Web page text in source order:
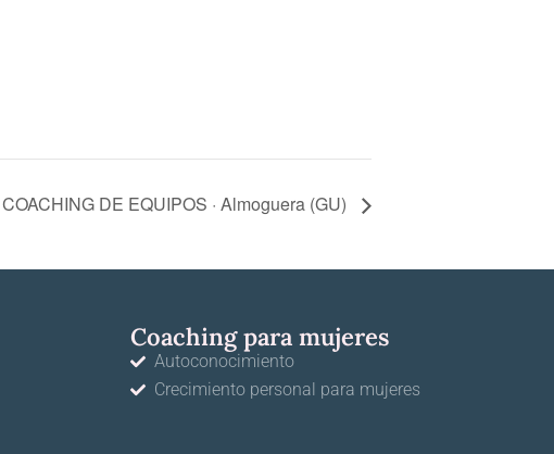
COACHING DE EQUIPOS · Almoguera (GU)
Coaching para mujeres
Autoconocimiento
Crecimiento personal para mujeres